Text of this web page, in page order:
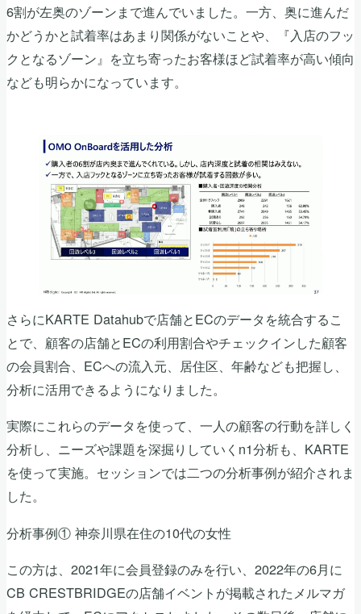
6割が左奥のゾーンまで進んでいました。一方、奥に進んだ
かどうかと試着率はあまり関係がないことや、『入店のフッ
クとなるゾーン』を立ち寄ったお客様ほど試着率が高い傾向
なども明らかになっています。
さらにKARTE Datahubで店舗とECのデータを統合するこ
とで、顧客の店舗とECの利用割合やチェックインした顧客
の会員割合、ECへの流入元、居住区、年齢なども把握し、
分析に活用できるようになりました。
実際にこれらのデータを使って、一人の顧客の行動を詳しく
分析し、ニーズや課題を深掘りしていくn1分析も、KARTE
を使って実施。セッションでは二つの分析事例が紹介されま
した。
分析事例① 神奈川県在住の10代の女性
この方は、2021年に会員登録のみを行い、2022年の6月に
CB CRESTBRIDGEの店舗イベントが掲載されたメルマガ